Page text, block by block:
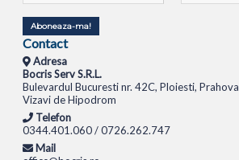
Aboneaza-ma!
Contact
Adresa
Bocris Serv S.R.L.
Bulevardul Bucuresti nr. 42C, Ploiesti, Prahova
Vizavi de Hipodrom
Telefon
0344.401.060 / 0726.262.747
Mail